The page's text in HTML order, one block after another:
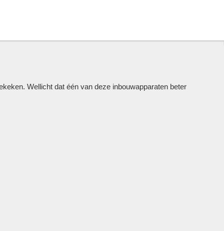
Wellicht dat één van deze inbouwapparaten beter